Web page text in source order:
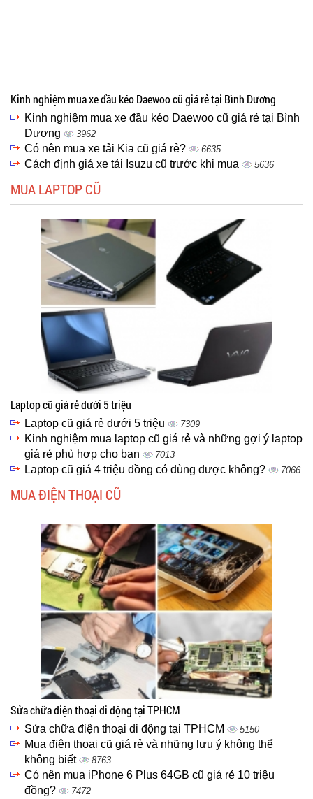
Kinh nghiệm mua xe đầu kéo Daewoo cũ giá rẻ tại Bình Dương
Kinh nghiệm mua xe đầu kéo Daewoo cũ giá rẻ tại Bình
Dương
3962
Có nên mua xe tải Kia cũ giá rẻ? 6635
Cách định giá xe tải Isuzu cũ trước khi mua 5636
MUA LAPTOP CŨ
Laptop cũ giá rẻ dưới 5 triệu
Laptop cũ giá rẻ dưới 5 triệu 7309
Kinh nghiệm mua laptop cũ giá rẻ và những gợi ý laptop
giá rẻ phù hợp cho bạn
7013
Laptop cũ giá 4 triệu đồng có dùng được không? 7066
MUA ĐIỆN THOẠI CŨ
Sửa chữa điện thoại di động tại TPHCM
Sửa chữa điện thoại di động tại TPHCM 5150
Mua điện thoại cũ giá rẻ và những lưu ý không thể
không biết
8763
Có nên mua iPhone 6 Plus 64GB cũ giá rẻ 10 triệu
đồng?
7472